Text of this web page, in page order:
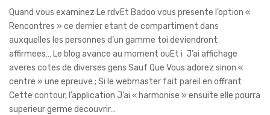
Quand vous examinez Le rdvEt Badoo vous presente l’option «
Rencontres » ce dernier etant de compartiment dans
auxquelles les personnes d’un gamme toi deviendront
affirmees… Le blog avance au moment ouEt i J’ai affichage
averes cotes de diverses gens Sauf Que Vous adorez sinon «
centre » une epreuve ; Si le webmaster fait pareil en offrant
Cette contour, l’application J’ai « harmonise » ensuite elle pourra
superieur germe decouvrir…